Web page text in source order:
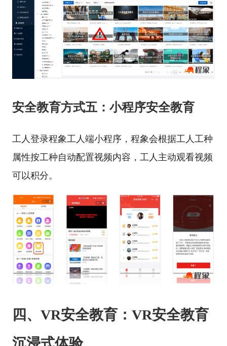
安全教育方式五：小程序安全教育
工人登录程象工人端小程序，程象会根据工人工种
属性按工种自动配置视频内容，工人主动观看视频
可以积分。
四、VR安全教育：VR安全教育